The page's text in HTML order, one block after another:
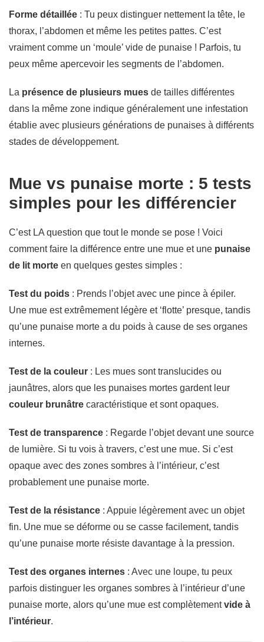
Forme détaillée : Tu peux distinguer nettement la tête, le
thorax, l’abdomen et même les petites pattes. C’est
vraiment comme un ‘moule’ vide de punaise ! Parfois, tu
peux même apercevoir les segments de l’abdomen.
La présence de plusieurs mues de tailles différentes
dans la même zone indique généralement une infestation
établie avec plusieurs générations de punaises à différents
stades de développement.
Mue vs punaise morte : 5 tests
simples pour les différencier
C’est LA question que tout le monde se pose ! Voici
comment faire la différence entre une mue et une punaise
de lit morte en quelques gestes simples :
Test du poids : Prends l’objet avec une pince à épiler.
Une mue est extrêmement légère et ‘flotte’ presque, tandis
qu’une punaise morte a du poids à cause de ses organes
internes.
Test de la couleur : Les mues sont translucides ou
jaunâtres, alors que les punaises mortes gardent leur
couleur brunâtre caractéristique et sont opaques.
Test de transparence : Regarde l’objet devant une source
de lumière. Si tu vois à travers, c’est une mue. Si c’est
opaque avec des zones sombres à l’intérieur, c’est
probablement une punaise morte.
Test de la résistance : Appuie légèrement avec un objet
fin. Une mue se déforme ou se casse facilement, tandis
qu’une punaise morte résiste davantage à la pression.
Test des organes internes : Avec une loupe, tu peux
parfois distinguer les organes sombres à l’intérieur d’une
punaise morte, alors qu’une mue est complètementvide à
l’intérieur.